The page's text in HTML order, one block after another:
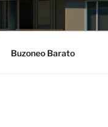
Buzoneo Barato